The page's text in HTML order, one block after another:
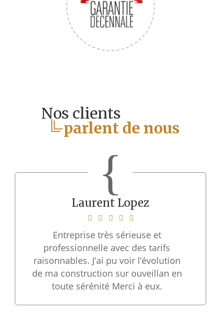
Nos clients
parlent de nous
Laurent Lopez
Entreprise très sérieuse et
professionnelle avec des tarifs
raisonnables. J’ai pu voir l’évolution
de ma construction sur ouveillan en
toute sérénité Merci à eux.